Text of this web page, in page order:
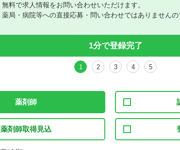
無料で求人情報をお問い合わせいただけます。
薬局・病院等への直接応募・問い合わせではありませんの
1分で登録完了
1 2 3 4 5
薬剤師
薬剤師取得見込